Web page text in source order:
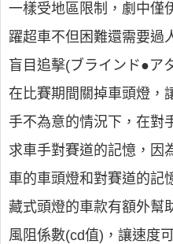
一樣受地區限制，劇中僅
躍超車不但困難還需要過
盲目追擊(ブラインド●ア
在比賽期間關掉車頭燈，
手不為意的情況下，在對
求車手對賽道的記憶，因
車的車頭燈和對賽道的記
藏式頭燈的車款有額外幫
風阻係數(cd值)，讓速度